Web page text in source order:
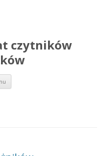
czytników
Przejdź do treści